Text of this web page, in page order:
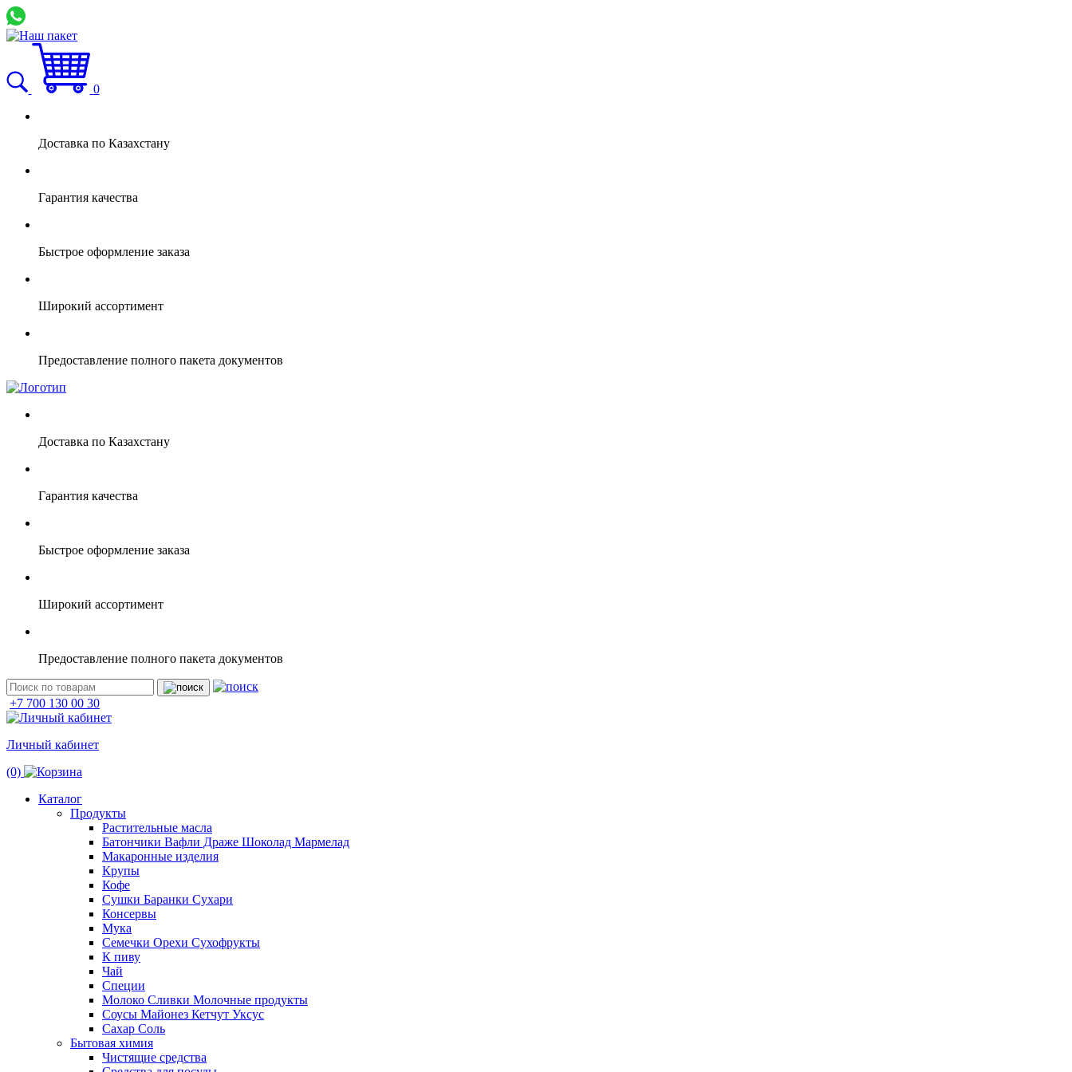
0
Доставка по Казахстану
Гарантия качества
Быстрое оформление заказа
Широкий ассортимент
Предоставление полного пакета документов
Доставка по Казахстану
Гарантия качества
Быстрое оформление заказа
Широкий ассортимент
Предоставление полного пакета документов
+7 700 130 00 30
Личный кабинет
(0)
Каталог
Продукты
Растительные масла
Батончики Вафли Драже Шоколад Мармелад
Макаронные изделия
Крупы
Кофе
Сушки Баранки Сухари
Консервы
Мука
Семечки Орехи Сухофрукты
К пиву
Чай
Специи
Молоко Сливки Молочные продукты
Соусы Майонез Кетчут Уксус
Сахар Соль
Бытовая химия
Чистящие средства